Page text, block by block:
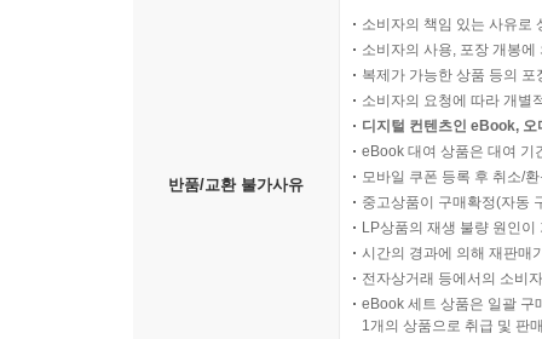
반품/교환 불가사유
소비자의 책임 있는 사유로
소비자의 사용, 포장 개봉
복제가 가능한 상품 등의
소비자의 요청에 따라 개별
디지털 컨텐츠인 eBook,
eBook 대여 상품은 대여 기
모바일 쿠폰 등록 후 취소/
중고상품이 구매확정(자동
LP상품의 재생 불량 원인
시간의 경과에 의해 재판매
전자상거래 등에서의 소비
eBook 세트 상품은 일괄 구
1개의 상품으로 취급 및 판